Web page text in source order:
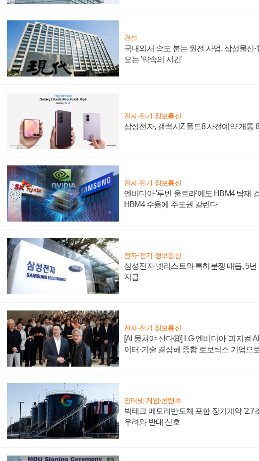
건설
국내외서 속도 붙는 원전 사업, 삼성물산
오는 '약속의 시간'
전자·전기·정보통신
삼성전자, 갤럭시Z 폴드8 사전예약 개통
전자·전기·정보통신
엔비디아 '루빈 울트라'에도 HBM4 탑재
HBM4 수율에 주도권 갈린다
전자·전기·정보통신
삼성전자 넷리스트와 특허분쟁 매듭, 5년
지급
전자·전기·정보통신
[AI 뭉쳐야 산다⑧] LG·엔비디아 '피지컬
이터·기술 결집해 종합 로보틱스 기업으
인터넷·게임·콘텐츠
빅테크 메모리반도체 포함 장기계약 '2.7
우려와 반대 신호